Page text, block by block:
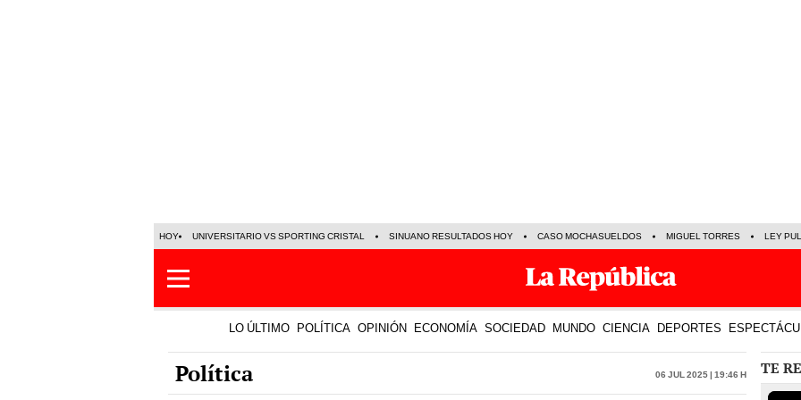
HOY UNIVERSITARIO VS SPORTING CRISTAL SINUANO RESULTADOS HOY CASO MOCHASUELDOS MIGUEL TORRES LEY
LO ÚLTIMO POLÍTICA OPINIÓN ECONOMÍA SOCIEDAD MUNDO CIENCIA DEPORTES
Política 06 Jul 2025 | 19:46 h TE